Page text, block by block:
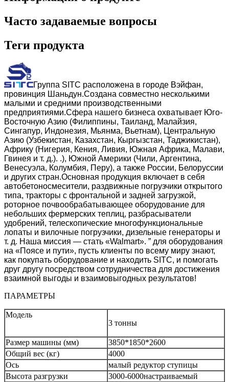
Часто задаваемые вопросы
Теги продукта
Группа SITC расположена в городе Вэйфан,
провинция Шаньдун.Создана совместно несколькими
малыми и средними производственными
предприятиями.Сфера нашего бизнеса охватывает Юго-
Восточную Азию (Филиппины, Таиланд, Малайзия,
Сингапур, Индонезия, Мьянма, Вьетнам), Центральную
Азию (Узбекистан, Казахстан, Кыргызстан, Таджикистан),
Африку (Нигерия, Кения, Ливия, Южная Африка, Малави,
Гвинея и т. д.). .), Южной Америки (Чили, Аргентина,
Венесуэла, Колумбия, Перу), а также России, Белоруссии
и других стран.Основная продукция включает в себя
автобетоносмесители, раздвижные погрузчики открытого
типа, тракторы с фронтальной и задней загрузкой,
роторное почвообрабатывающее оборудование для
небольших фермерских теплиц, разбрасыватели
удобрений, телескопические многофункциональные
лопаты и вилочные погрузчики, дизельные генераторы и
т. д. Наша миссия — стать «Walmart». ” для оборудования
на «Поясе и пути», пусть клиенты по всему миру знают,
как покупать оборудование и находить SITC, и помогать
друг другу посредством сотрудничества для достижения
взаимной выгоды и взаимовыгодных результатов!
ПАРАМЕТРЫ
Модель
3 тонны
Размер машины (мм)
3850*1850*2600
Общий вес (кг)
4000
Ось
малый редуктор ступицы
Высота разгрузки
3000-6000настраиваемый